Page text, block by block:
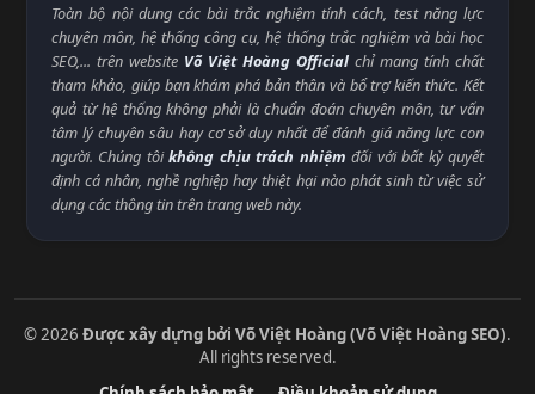
Toàn bộ nội dung các bài trắc nghiệm tính cách, test năng lực
chuyên môn, hệ thống công cụ, hệ thống trắc nghiệm và bài học
SEO,... trên website Võ Việt Hoàng Official chỉ mang tính chất
tham khảo, giúp bạn khám phá bản thân và bổ trợ kiến thức. Kết
quả từ hệ thống không phải là chuẩn đoán chuyên môn, tư vấn
tâm lý chuyên sâu hay cơ sở duy nhất để đánh giá năng lực con
người. Chúng tôikhông chịu trách nhiệm đối với bất kỳ quyết
định cá nhân, nghề nghiệp hay thiệt hại nào phát sinh từ việc sử
dụng các thông tin trên trang web này.
© 2026 Được xây dựng bởi Võ Việt Hoàng (Võ Việt Hoàng SEO).
All rights reserved.